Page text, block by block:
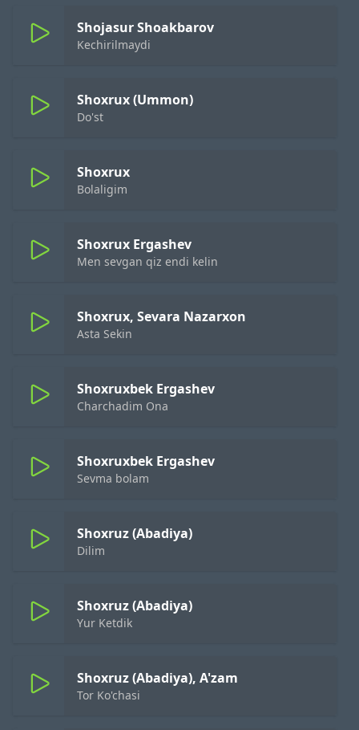
Shojasur Shoakbarov
Kechirilmaydi
Shoxrux (Ummon)
Do'st
Shoxrux
Bolaligim
Shoxrux Ergashev
Men sevgan qiz endi kelin
Shoxrux, Sevara Nazarxon
Asta Sekin
Shoxruxbek Ergashev
Charchadim Ona
Shoxruxbek Ergashev
Sevma bolam
Shoxruz (Abadiya)
Dilim
Shoxruz (Abadiya)
Yur Ketdik
Shoxruz (Abadiya), A'zam
Tor Ko'chasi